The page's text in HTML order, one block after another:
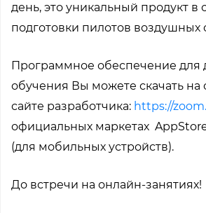
день, это уникальный продукт в
подготовки пилотов воздушных
Программное обеспечение для
обучения Вы можете скачать
сайте разработчика: https://
официальных маркетах
(для мобильных устройств).
До встречи на онлайн-занятиях!